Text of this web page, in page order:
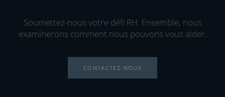
Soumettez-nous votre défi RH. Ensemble, nous
examinerons comment nous pouvons vous aider.
CONTACTEZ-NOUS